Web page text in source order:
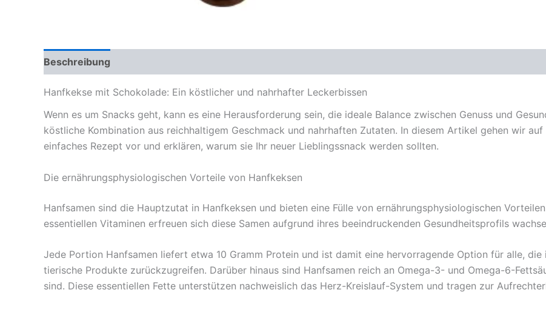
Beschreibung
Hanfkekse mit Schokolade: Ein köstlicher und nahrhafter Leckerbissen
Wenn es um Snacks geht, kann es eine Herausforderung sein, die ideale Balance zwischen Genuss und
köstliche Kombination aus reichhaltigem Geschmack und nahrhaften Zutaten. In diesem Artikel gehen wir
einfaches Rezept vor und erklären, warum sie Ihr neuer Lieblingssnack werden sollten.
Die ernährungsphysiologischen Vorteile von Hanfkeksen
Hanfsamen sind die Hauptzutat in Hanfkeksen und bieten eine Fülle von ernährungsphysiologischen
essentiellen Vitaminen erfreuen sich diese Samen aufgrund ihres beeindruckenden Gesundheitsprofils
Jede Portion Hanfsamen liefert etwa 10 Gramm Protein und ist damit eine hervorragende Option für alle,
tierische Produkte zurückzugreifen. Darüber hinaus sind Hanfsamen reich an Omega-3- und Omega-6-
sind. Diese essentiellen Fette unterstützen nachweislich das Herz-Kreislauf-System und tragen zur